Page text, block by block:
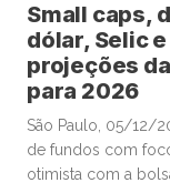
Small caps,
dólar, Selic
projeções
para 2026
São Paulo, 05/12/
de fundos com
otimista com a